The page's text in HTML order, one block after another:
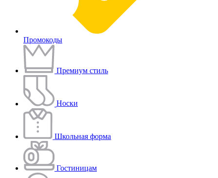
Промокоды
Премиум стиль
Носки
Школьная форма
Гостиницам